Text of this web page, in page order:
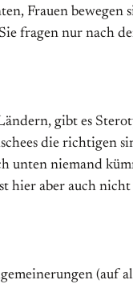
Frauen
fragen nur nach
gibt es
die
unten niemand
hier aber auch
(auf